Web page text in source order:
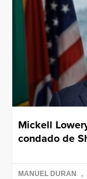
Mickell
condado de
MANUEL DURAN